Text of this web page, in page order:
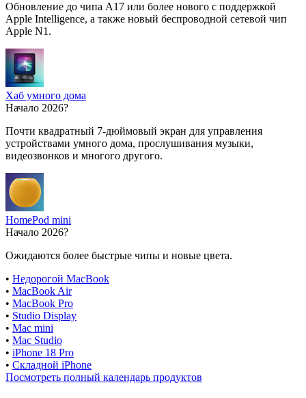
Обновление до чипа A17 или более нового с поддержкой
Apple Intelligence, а также новый беспроводной сетевой чип
Apple N1.
Хаб умного дома
Начало 2026?
Почти квадратный 7-дюймовый экран для управления
устройствами умного дома, прослушивания музыки,
видеозвонков и многого другого.
HomePod mini
Начало 2026?
Ожидаются более быстрые чипы и новые цвета.
• Недорогой MacBook
• MacBook Air
• MacBook Pro
• Studio Display
• Mac mini
• Mac Studio
• iPhone 18 Pro
• Складной iPhone
Посмотреть полный календарь продуктов